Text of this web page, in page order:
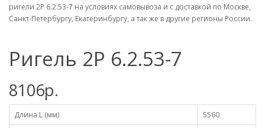
ригели 2Р 6.2.53-7 на условиях самовывоза и с доставкой по Москве,
Санкт-Петербургу, Екатеринбургу, а так же в другие регионы России.
Ригель 2Р 6.2.53-7
8106р.
Длина L (мм)
5560